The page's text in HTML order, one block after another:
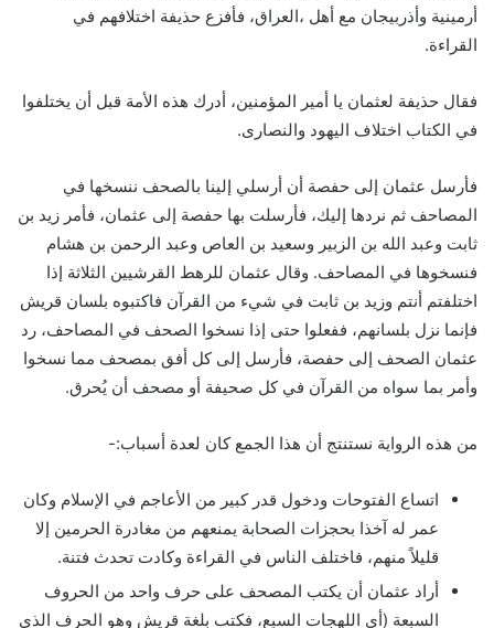
أرمينية وأذربيجان مع أهل ،العراق، فأفزع حذيفة اختلافهم في
القراءة.
فقال حذيفة لعثمان يا أمير المؤمنين، أدرك هذه الأمة قبل أن يختلفوا
في الكتاب اختلاف اليهود والنصارى.
فأرسل عثمان إلى حفصة أن أرسلي إلينا بالصحف ننسخها في
المصاحف ثم نردها إليك، فأرسلت بها حفصة إلى عثمان، فأمر زيد بن
ثابت وعبد الله بن الزبير وسعيد بن العاص وعبد الرحمن بن هشام
فنسخوها في المصاحف. وقال عثمان للرهط القرشيين الثلاثة إذا
اختلفتم أنتم وزيد بن ثابت في شيء من القرآن فاكتبوه بلسان قريش
فإنما نزل بلسانهم، ففعلوا حتى إذا نسخوا الصحف في المصاحف، رد
عثمان الصحف إلى حفصة، فأرسل إلى كل أفق بمصحف مما نسخوا
وأمر بما سواه من القرآن في كل صحيفة أو مصحف أن يُحرق.
من هذه الرواية نستنتج أن هذا الجمع كان لعدة أسباب:-
اتساع الفتوحات ودخول قدر كبير من الأعاجم في الإسلام وكان
عمر له آخذا بحجزات الصحابة يمنعهم من مغادرة الحرمين إلا
قليلاً منهم، فاختلف الناس في القراءة وكادت تحدث فتنة.
أراد عثمان أن يكتب المصحف على حرف واحد من الحروف
السبعة (أي اللهجات السبع، فكتب بلغة قريش وهو الحرف الذي